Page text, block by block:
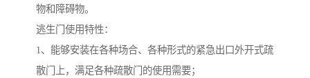
物和障碍物。
逃生门使用特性：
1、能够安装在各种场合、各种形式的紧急出口外开式疏
散门上，满足各种疏散门的使用需要；